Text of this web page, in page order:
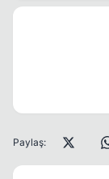
Paylaş: